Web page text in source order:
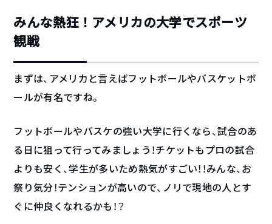
みんな熱狂！アメリカの大学でスポーツ
観戦
まずは、アメリカと言えばフットボールやバスケットボ
ールが有名ですね。
フットボールやバスケの強い大学に行くなら、試合のあ
る日に狙って行ってみましょう！チケットもプロの試合
よりも安く、学生が多いため熱気がすごい！！みんな、お
祭り気分！テンションが高いので、ノリで現地の人とす
ぐに仲良くなれるかも！？